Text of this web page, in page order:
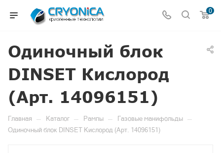
0
Одиночный блок
DINSET Кислород
(Арт. 14096151)
Главная — Каталог — Рампы — Газовые манифольды —
Одиночный блок DINSET Кислород (Арт. 14096151)